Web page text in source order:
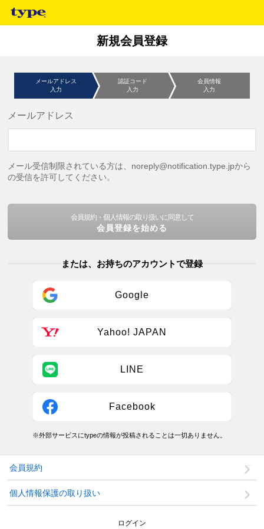
新規会員登録
メールアドレス
入力
認証コード
入力
会員情報
入力
メールアドレス
メール受信制限されている方は、noreply@notification.type.jpから
の受信を許可してください。
会員規約・個人情報の取り扱いに同意して
会員登録を始める
または、お持ちのアカウントで登録
Google
Yahoo! JAPAN
LINE
Facebook
※外部サービスにtypeの情報が投稿されることは一切ありません。
会員規約
個人情報保護の取り扱い
ログイン